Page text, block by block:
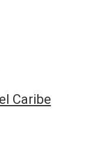
Caribe